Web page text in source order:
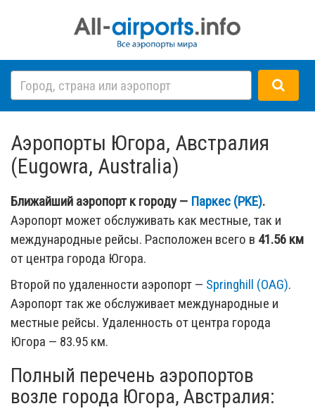
Аэропорты Югора, Австралия
(Eugowra, Australia)
Ближайший аэропорт к городу — Паркес (PKE).
Аэропорт может обслуживать как местные, так и
международные рейсы. Расположен всего в 41.56 км
от центра города Югора.
Второй по удаленности аэропорт — Springhill (OAG).
Аэропорт так же обслуживает международные и
местные рейсы. Удаленность от центра города
Югора — 83.95 км.
Полный перечень аэропортов
возле города Югора, Австралия: